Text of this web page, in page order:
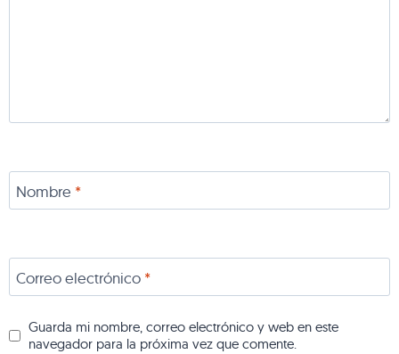
Nombre *
Correo electrónico *
Guarda mi nombre, correo electrónico y web en este
navegador para la próxima vez que comente.